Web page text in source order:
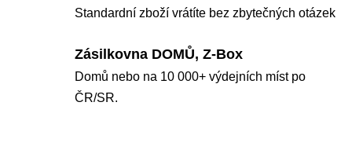
Standardní zboží vrátíte bez zbytečných otázek
Zásilkovna DOMŮ, Z-Box
Domů nebo na 10 000+ výdejních míst po
ČR/SR.